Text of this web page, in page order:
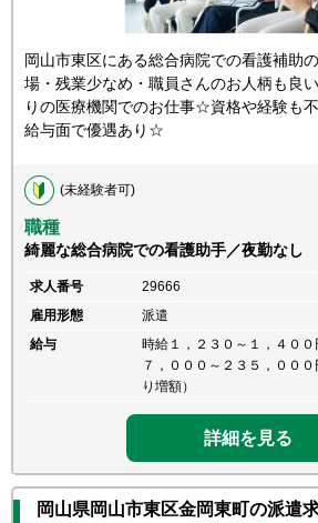
岡山市東区にある総合病院での看護補助
場・残業少なめ・職員さんのお人柄も良
りの医療機関でのお仕事☆資格や経験も
給与面で優遇あり☆
(未経験者可)
職種
綺麗な総合病院での看護助手／夜勤なし
求人番号
29666
雇用形態
派遣
給与
時給１，２３０～１，４０
７，０００～２３５，００
り増額）
詳細を見る
岡山県岡山市東区金岡東町の派遣